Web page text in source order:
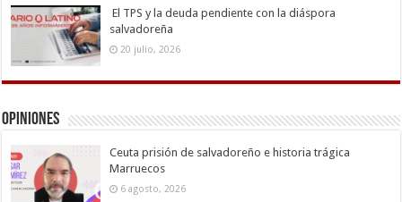
El TPS y la deuda pendiente con la diáspora
salvadoreña
20 julio, 2026
Opiniones
Ceuta prisión de salvadoreño e historia trágica
Marruecos
6 agosto, 2026